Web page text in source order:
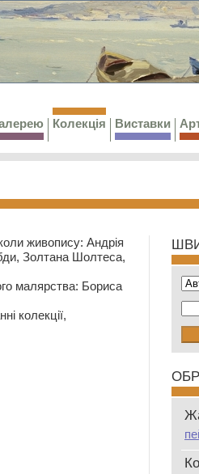
Колекція Виставки
живопису: Андрія
Золтана Шолтеса,
малярства: Бориса
колекції,